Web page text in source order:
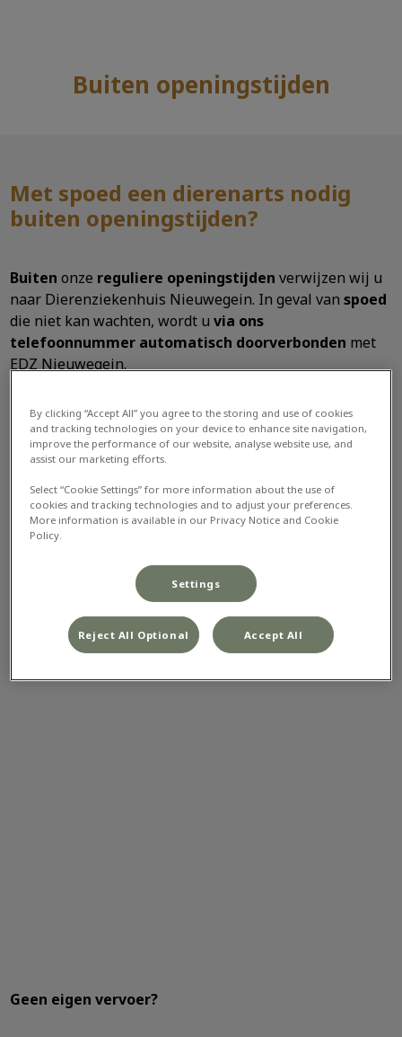
Buiten openingstijden
Met spoed een dierenarts nodig
buiten openingstijden?
Buiten onze reguliere openingstijden verwijzen wij u
naar Dierenziekenhuis Nieuwegein. In geval van spoed
die niet kan wachten, wordt u via ons
telefoonnummer automatisch doorverbonden met
EDZ Nieuwegein.
Afhankelijk van de situatie wordt uw dier óf bij ons op
de praktijk geholpen, óf u wordt doorverwezen naar
Dierenziekenhuis Nieuwegein.
Het adres van Evidensia Dierenziekenhuis
Nieuwegein:
Nijverheidsweg 1b
3433 NP Nieuwegein
Geen eigen vervoer?
By clicking “Accept All” you agree to the storing and use of cookies
and tracking technologies on your device to enhance site navigation,
improve the performance of our website, analyse website use, and
assist our marketing efforts.
Select “Cookie Settings” for more information about the use of
cookies and tracking technologies and to adjust your preferences.
More information is available in our Privacy Notice and Cookie
Policy.
Settings
Reject All Optional Accept All